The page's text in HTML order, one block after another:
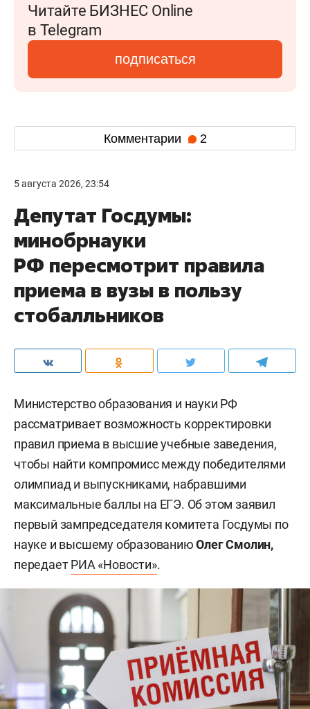
Читайте БИЗНЕС Online
в Telegram
подписаться
Комментарии 2
5 августа 2026, 23:54
Депутат Госдумы:
минобрнауки
РФ пересмотрит правила
приема в вузы в пользу
стобалльников
Министерство образования и науки РФ
рассматривает возможность корректировки
правил приема в высшие учебные заведения,
чтобы найти компромисс между победителями
олимпиад и выпускниками, набравшими
максимальные баллы на ЕГЭ. Об этом заявил
первый зампредседателя комитета Госдумы по
науке и высшему образованиюОлег Смолин,
передаетРИА «Новости».